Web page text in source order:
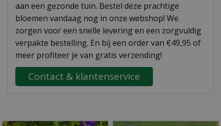
aan een gezonde tuin. Bestel deze prachtige
bloemen vandaag nog in onze webshop! We
zorgen voor een snelle levering en een zorgvuldig
verpakte bestelling. En bij een order van €49,95 of
meer profiteer je van gratis verzending!
Contact & klantenservice